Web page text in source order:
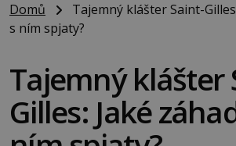
Domů
Tajemný klášter Saint-
s ním spjaty?
Tajemný klášter
Gilles: Jaké